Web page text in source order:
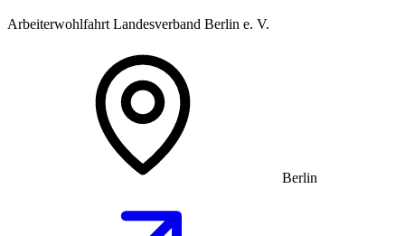
Arbeiterwohlfahrt Landesverband Berlin e. V.
Berlin